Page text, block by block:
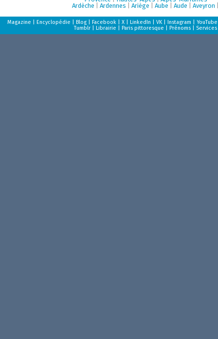
Ardèche |Ardennes |Ariège |Aube |Aude |Aveyron
Magazine |Encyclopédie |Blog |Facebook |X |LinkedIn |VK |Instagram |YouTube
Tumblr |Librairie |Paris pittoresque |Prénoms Services